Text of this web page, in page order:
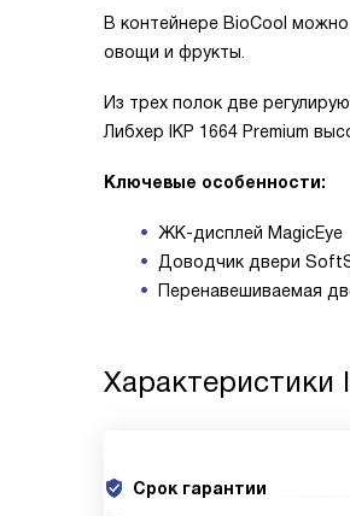
В контейнере BioCool
овощи и фрукты.
Из трех полок две
Либхер IKP 1664 Premium
Ключевые особенности:
ЖК-дисплей MagicEye
Доводчик двери
Перенавешиваемая
Характеристики
Срок гарантии